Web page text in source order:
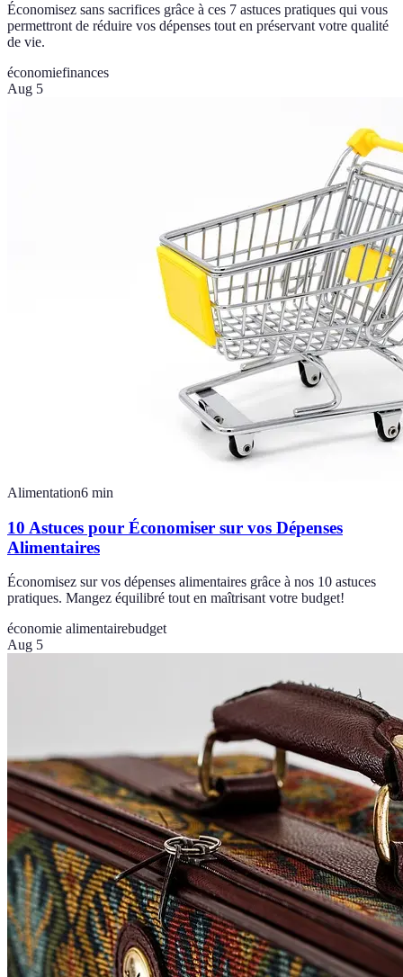
Économisez sans sacrifices grâce à ces 7 astuces pratiques qui vous
permettront de réduire vos dépenses tout en préservant votre qualité
de vie.
économiefinances
Aug 5
Alimentation6 min
10 Astuces pour Économiser sur vos Dépenses
Alimentaires
Économisez sur vos dépenses alimentaires grâce à nos 10 astuces
pratiques. Mangez équilibré tout en maîtrisant votre budget!
économie alimentairebudget
Aug 5